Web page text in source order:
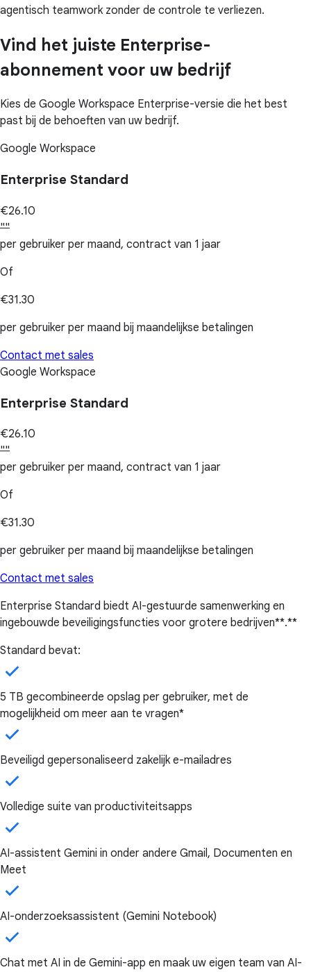
agentisch teamwork zonder de controle te verliezen.
Vind het juiste Enterprise-
abonnement voor uw bedrijf
Kies de Google Workspace Enterprise-versie die het best
past bij de behoeften van uw bedrijf.
Google Workspace
Enterprise Standard
€26.10
""
per gebruiker per maand, contract van 1 jaar
Of
€31.30
per gebruiker per maand bij maandelijkse betalingen
Contact met sales
Google Workspace
Enterprise Standard
€26.10
""
per gebruiker per maand, contract van 1 jaar
Of
€31.30
per gebruiker per maand bij maandelijkse betalingen
Contact met sales
Enterprise Standard biedt AI-gestuurde samenwerking en
ingebouwde beveiligingsfuncties voor grotere bedrijven**.**
Standard bevat:
5 TB gecombineerde opslag per gebruiker, met de
mogelijkheid om meer aan te vragen*
Beveiligd gepersonaliseerd zakelijk e-mailadres
Volledige suite van productiviteitsapps
AI-assistent Gemini in onder andere Gmail, Documenten en
Meet
AI-onderzoeksassistent (Gemini Notebook)
Chat met AI in de Gemini-app en maak uw eigen team van AI-